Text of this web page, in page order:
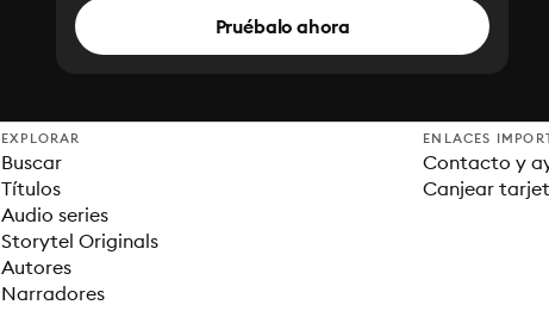
Pruébalo ahora
EXPLORAR
Buscar
Títulos
Audio series
Storytel Originals
Autores
Narradores
ENLACES
Contacto y
Canjear